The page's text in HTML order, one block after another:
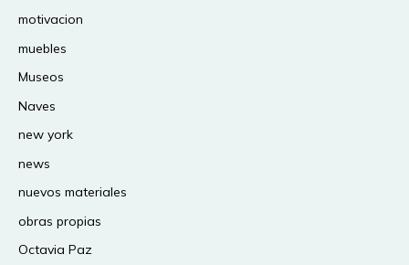
motivacion
muebles
Museos
Naves
new york
news
nuevos materiales
obras propias
Octavia Paz